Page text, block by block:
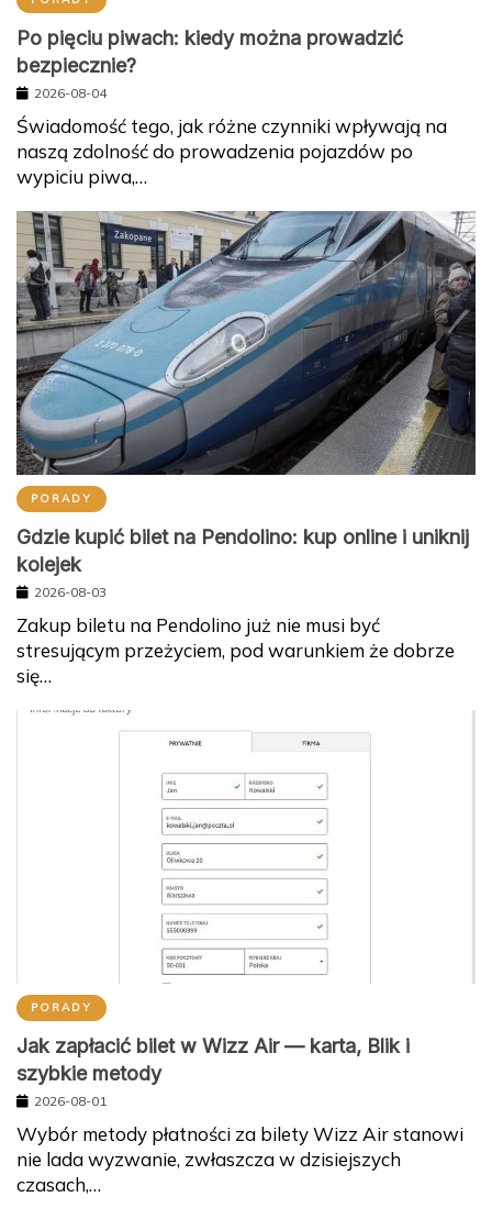
Po pięciu piwach: kiedy można prowadzić
bezpiecznie?
2026-08-04
Świadomość tego, jak różne czynniki wpływają na
naszą zdolność do prowadzenia pojazdów po
wypiciu piwa,…
PORADY
Gdzie kupić bilet na Pendolino: kup online i uniknij
kolejek
2026-08-03
Zakup biletu na Pendolino już nie musi być
stresującym przeżyciem, pod warunkiem że dobrze
się…
PORADY
Jak zapłacić bilet w Wizz Air — karta, Blik i
szybkie metody
2026-08-01
Wybór metody płatności za bilety Wizz Air stanowi
nie lada wyzwanie, zwłaszcza w dzisiejszych
czasach,…